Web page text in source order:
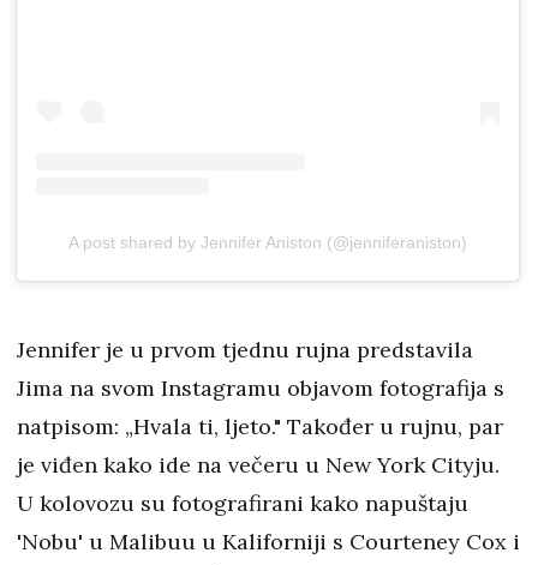
A post shared by Jennifer Aniston (@jenniferaniston)
Jennifer je u prvom tjednu rujna predstavila
Jima na svom Instagramu objavom fotografija s
natpisom: „Hvala ti, ljeto." Također u rujnu, par
je viđen kako ide na večeru u New York Cityju.
U kolovozu su fotografirani kako napuštaju
'Nobu' u Malibuu u Kaliforniji s Courteney Cox i